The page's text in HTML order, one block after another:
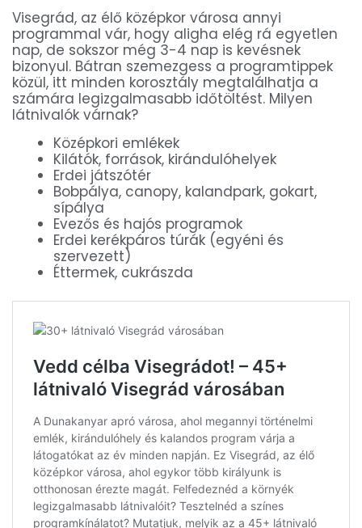
Visegrád, az élő középkor városa annyi
programmal vár, hogy aligha elég rá egyetlen
nap, de sokszor még 3-4 nap is kevésnek
bizonyul. Bátran szemezgess a programtippek
közül, itt minden korosztály megtalálhatja a
számára legizgalmasabb időtöltést. Milyen
látnivalók várnak?
Középkori emlékek
Kilátók, források, kirándulóhelyek
Erdei játszótér
Bobpálya, canopy, kalandpark, gokart,
sípálya
Evezős és hajós programok
Erdei kerékpáros túrák (egyéni és
szervezett)
Éttermek, cukrászda